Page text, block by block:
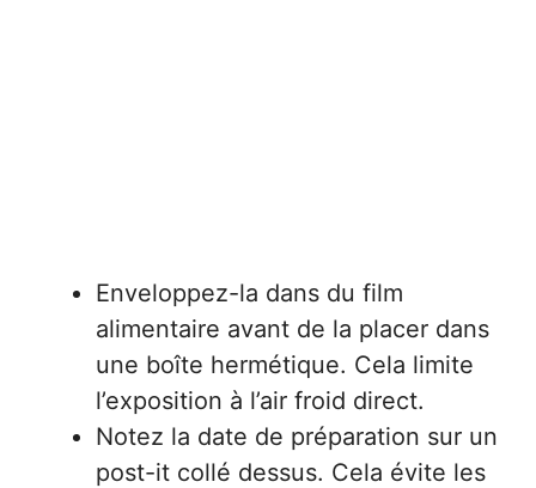
Enveloppez-la dans du film
alimentaire avant de la placer dans
une boîte hermétique. Cela limite
l’exposition à l’air froid direct.
Notez la date de préparation sur un
post-it collé dessus. Cela évite les